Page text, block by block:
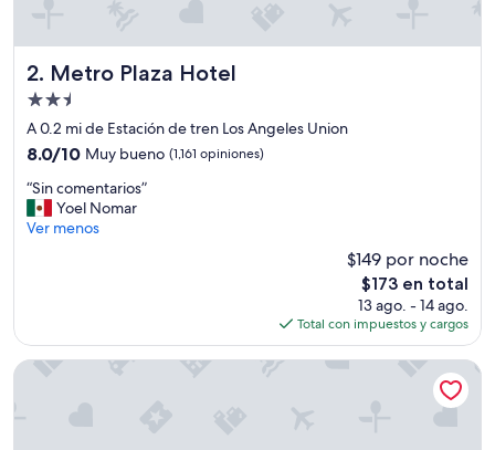
2. Metro Plaza Hotel
Metro Plaza Hotel
Propiedad
de
2.5
A 0.2 mi de Estación de tren Los Angeles Union
8.0
10,
Muy
bueno,
8.0/10 Muy bueno (1,161 opiniones)
“
S
i
n
t
“Sin comentarios”
Yoel Nomar
Ver menos
$149 por noche
El
precio
actual
es
de
$173 en total
13 ago. - 14 ago.
Total con impuestos y cargos
Omni Los Angeles Hotel at California Plaza